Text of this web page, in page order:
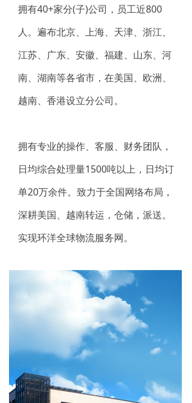
拥有40+家分(子)公司，员工近800
人。遍布北京、上海、天津、浙江、
江苏、广东、安徽、福建、山东、河
南、湖南等各省市，在美国、欧洲、
越南、香港设立分公司。
拥有专业的操作、客服、财务团队，
日均综合处理量1500吨以上，日均订
单20万余件。致力于全国网络布局，
深耕美国、越南转运，仓储，派送。
实现环洋全球物流服务网。